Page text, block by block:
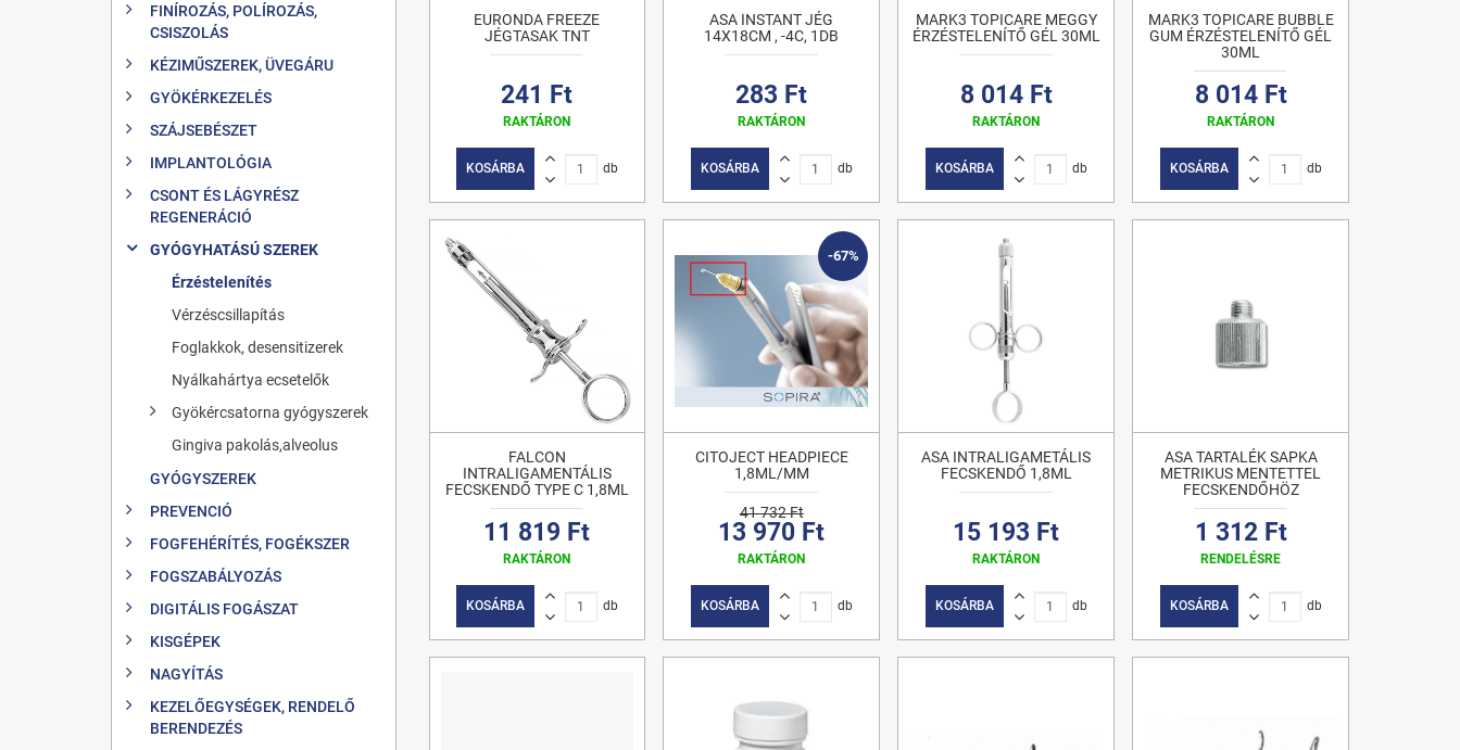
FINÍROZÁS, POLÍROZÁS,
CSISZOLÁS
KÉZIMŰSZEREK, ÜVEGÁRU
GYÖKÉRKEZELÉS
SZÁJSEBÉSZET
IMPLANTOLÓGIA
CSONT ÉS LÁGYRÉSZ
REGENERÁCIÓ
GYÓGYHATÁSÚ SZEREK
Érzéstelenítés
Vérzéscsillapítás
Foglakkok, desensitizerek
Nyálkahártya ecsetelők
Gyökércsatorna gyógyszerek
Gingiva pakolás,alveolus
GYÓGYSZEREK
PREVENCIÓ
FOGFEHÉRÍTÉS, FOGÉKSZER
FOGSZABÁLYOZÁS
DIGITÁLIS FOGÁSZAT
KISGÉPEK
NAGYÍTÁS
KEZELŐEGYSÉGEK, RENDELŐ
BERENDEZÉS
EURONDA FREEZE
JÉGTASAK TNT
241 Ft
RAKTÁRON
KOSÁRBA db
ASA INSTANT JÉG
14X18CM , -4C, 1DB
283 Ft
RAKTÁRON
KOSÁRBA db
MARK3 TOPICARE MEGGY
ÉRZÉSTELENÍTŐ GÉL 30ML
8 014 Ft
RAKTÁRON
KOSÁRBA db
MARK3 TOPICARE BUBBLE
GUM ÉRZÉSTELENÍTŐ GÉL
30ML
8 014 Ft
RAKTÁRON
KOSÁRBA db
FALCON
INTRALIGAMENTÁLIS
FECSKENDŐ TYPE C 1,8ML
11 819 Ft
RAKTÁRON
KOSÁRBA db
-67%
CITOJECT HEADPIECE
1,8ML/MM
41 732 Ft
13 970 Ft
RAKTÁRON
KOSÁRBA db
ASA INTRALIGAMETÁLIS
FECSKENDŐ 1,8ML
15 193 Ft
RAKTÁRON
KOSÁRBA db
ASA TARTALÉK SAPKA
METRIKUS MENTETTEL
FECSKENDŐHÖZ
1 312 Ft
RENDELÉSRE
KOSÁRBA db